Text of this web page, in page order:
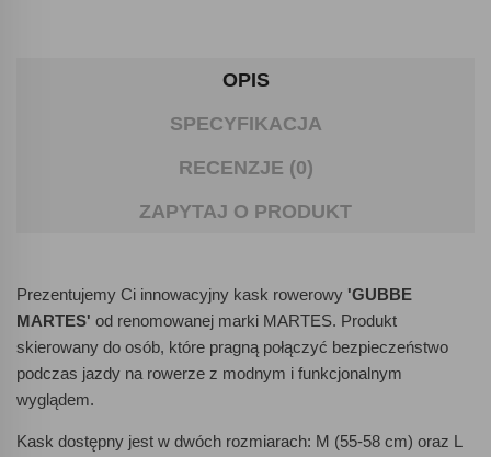
OPIS
SPECYFIKACJA
RECENZJE (0)
ZAPYTAJ O PRODUKT
Prezentujemy Ci innowacyjny kask rowerowy 'GUBBE
MARTES' od renomowanej marki MARTES. Produkt
skierowany do osób, które pragną połączyć bezpieczeństwo
podczas jazdy na rowerze z modnym i funkcjonalnym
wyglądem.
Kask dostępny jest w dwóch rozmiarach: M (55-58 cm) oraz L